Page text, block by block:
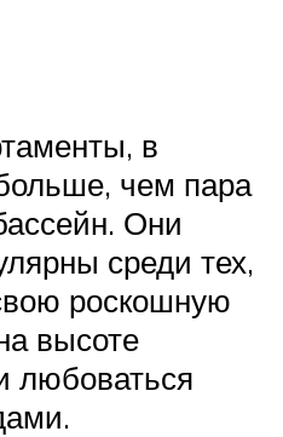
в
чем пара
Они
среди тех,
роскошную
высоте
любоваться